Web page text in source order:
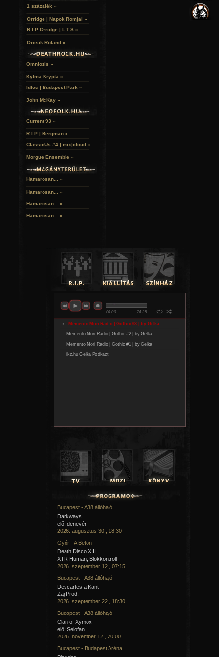
HELYEK
RELIKVIÁK
VERSEK
1 százalék »
Orridge | Napok Romjai »
R.I.P Orridge | L.T.S »
Orcsik Roland »
Omniozis »
Kylmä Krypta »
Idles | Budapest Park »
John McKay »
Current 93 »
R.I.P | Bergman »
ClassicUs #4 | mix|cloud »
Morgue Ensemble »
Hamarosan... »
Hamarosan... »
Hamarosan... »
Hamarosan... »
Budapest - A38 állóhajó
Darkways
elő: denevér
2026. augusztus 30., 18:30
Győr - A Beton
Death Disco XIII
XTR Human, Blokkontroll
2026. szeptember 12., 07:15
Budapest - A38 állóhajó
Descartes a Kant
Zaj Prod.
2026. szeptember 22., 18:30
Budapest - A38 állóhajó
Clan of Xymox
elő: Selofan
2026. november 12., 20:00
Budapest - Budapest Aréna